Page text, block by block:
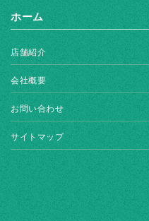
ホーム
店舗紹介
会社概要
お問い合わせ
サイトマップ